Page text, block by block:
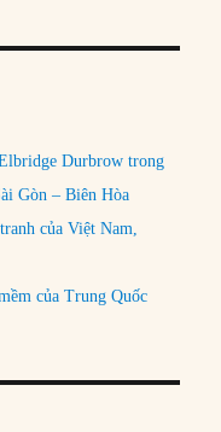
Durbrow trong
Gòn – Biên Hòa
của Việt Nam,
của Trung Quốc